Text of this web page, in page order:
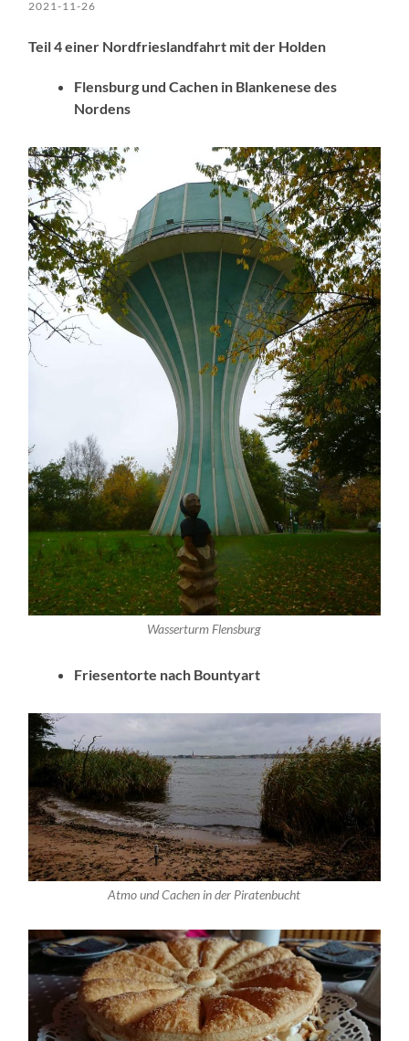
2021-11-26
Teil 4 einer Nordfrieslandfahrt mit der Holden
Flensburg und Cachen in Blankenese des
Nordens
Wasserturm Flensburg
Friesentorte nach Bountyart
Atmo und Cachen in der Piratenbucht